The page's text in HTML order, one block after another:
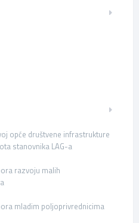
opće društvene infrastrukture
stanovnika LAG-a
razvoju malih
mladim poljoprivrednicima